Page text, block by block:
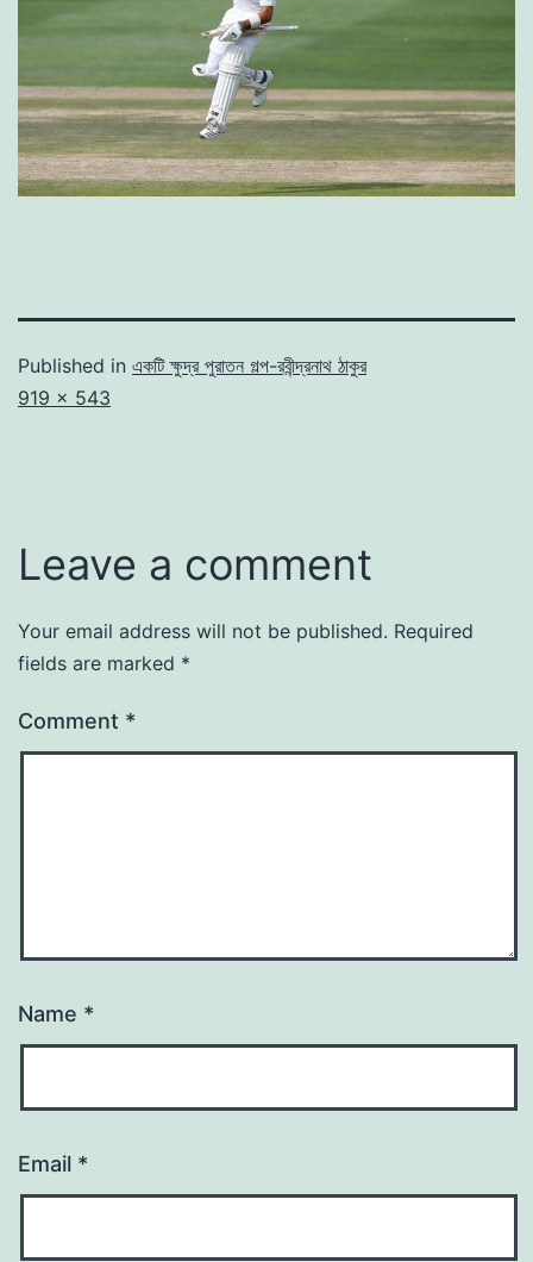
Published in একটি ক্ষুদ্র পুরাতন গল্প-রবীন্দ্রনাথ ঠাকুর
Full
919 × 543
Leave a comment
Your email address will not be published. Required
fields are marked *
Comment *
Name *
Email *